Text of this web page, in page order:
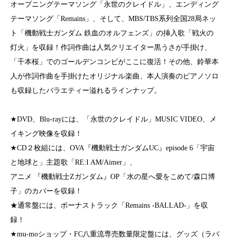
オープニングテーマソング「永世のクレイドル」、エンディング
テーマソング「Remains」、そして、MBS/TBS系列全国28局ネッ
ト「機動戦士ガンダム 鉄血のオルフェンズ」の挿入歌「戦火の
灯火」を収録！作詞作曲は人気クリエイター黒うさが手掛け、
「千本桜」でのゴールデンコンビがここに復活！その他、鈴華本
人が作詞作曲を手掛けたオリジナル楽曲、本人演奏のピアノソロ
も収録したバラエティー溢れるラインナップ。
★DVD、Blu-rayには、「永世のクレイドル」MUSIC VIDEO、メ
イキング映像を収録！
★CD２枚組には、OVA『機動戦士ガンダムUC』episode 6「宇宙
と地球と」主題歌「RE:I AM/Aimer」、
アニメ 『機動戦士Ζガンダム』OP「水の星へ愛をこめて/森口博
子」のカバーを収録！
★通常盤には、ボーナストラック「Remains -BALLAD-」を収
録！
★mu-moショップ・FC八重流専売数量限定盤には、グッズ（ラバ